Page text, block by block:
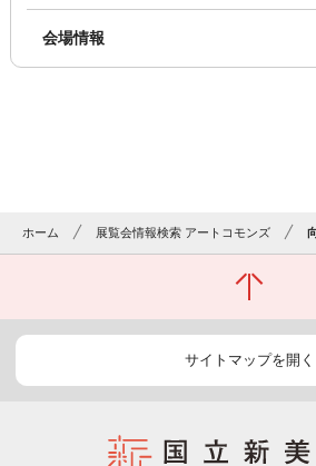
会場情報
ホーム 展覧会情報検索 アートコモンズ
サイトマップを開く